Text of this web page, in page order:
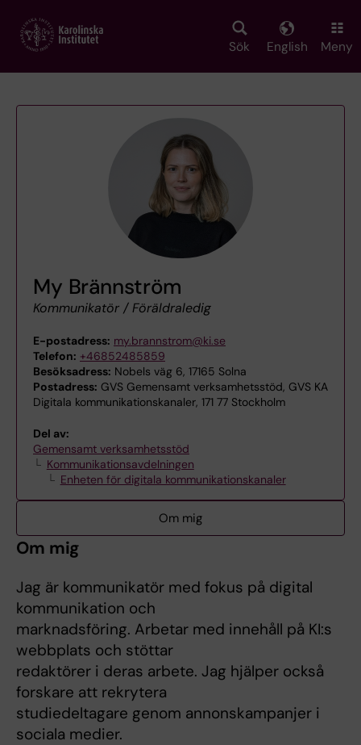
main
Sök English Meny
My Brännström
Kommunikatör / Föräldraledig
E-postadress: my.brannstrom@ki.se
Telefon: +46852485859
Besöksadress: Nobels väg 6, 17165 Solna
Postadress: GVS Gemensamt verksamhetsstöd, GVS KA
Digitala kommunikationskanaler, 171 77 Stockholm
Del av:
Gemensamt verksamhetsstöd
Kommunikationsavdelningen
Enheten för digitala kommunikationskanaler
Om mig
Om mig
Jag är kommunikatör med fokus på digital
kommunikation och
marknadsföring. Arbetar med innehåll på KI:s
webbplats och stöttar
redaktörer i deras arbete. Jag hjälper också
forskare att rekrytera
studiedeltagare genom annonskampanjer i
sociala medier.